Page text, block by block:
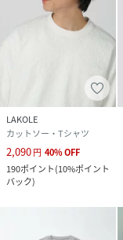
LAKOLE
カットソー・Tシャツ
2,090円 40%OFF
190ポイント(10%ポイント
バック)